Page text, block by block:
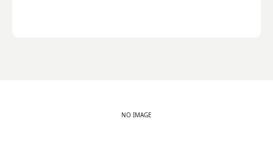
NO IMAGE